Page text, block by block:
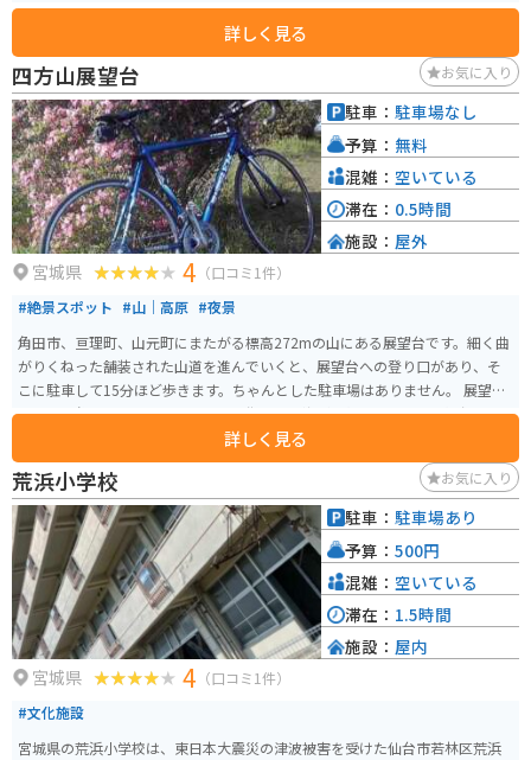
詳しく見る
四方山展望台 お気に入り
宮城県 4 （口コミ1件）
#絶景スポット #山｜高原 #夜景
角田市、亘理町、山元町にまたがる標高272mの山にある展望台です。細く曲
がりくねった舗装された山道を進んでいくと、展望台への登り口があり、そ
こに駐車して15分ほど歩きます。ちゃんとした駐車場はありません。 展望台
からは、角田市、山元町、亘理町の街並みと海が一望できます。展望台の周
りにちょっとした広場があり、トイレと滑り台があります。
詳しく見る
駐車： 駐車場なし
予算： 無料
混雑： 空いている
滞在： 0.5時間
施設： 屋外
荒浜小学校 お気に入り
宮城県 4 （口コミ1件）
#文化施設
宮城県の荒浜小学校は、東日本大震災の津波被害を受けた仙台市若林区荒浜
駐車： 駐車場あり
予算： 500円
混雑： 空いている
滞在： 1.5時間
施設： 屋内